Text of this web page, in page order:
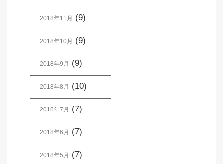
2018年11月 (9)
2018年10月 (9)
2018年9月 (9)
2018年8月 (10)
2018年7月 (7)
2018年6月 (7)
2018年5月 (7)